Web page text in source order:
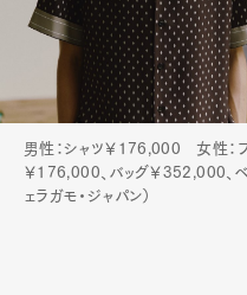
男性：シャツ￥176,000 女性：
￥176,000、バッグ￥352,000、
ェラガモ・ジャパン）